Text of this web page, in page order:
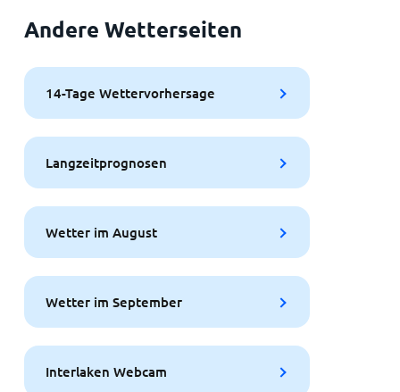
Andere Wetterseiten
14-Tage Wettervorhersage
Langzeitprognosen
Wetter im August
Wetter im September
Interlaken Webcam